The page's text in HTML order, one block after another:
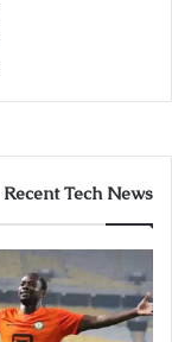
Recent Tech News